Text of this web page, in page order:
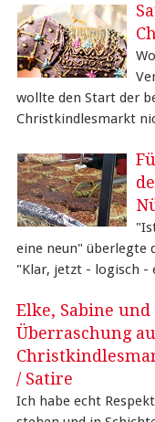
wollte den Start der
Christkindlesmarkt
eine neun" überlegte
"Klar, jetzt - logisch -
Elke, Sabine und
Überraschung
/ Satire
Ich habe echt